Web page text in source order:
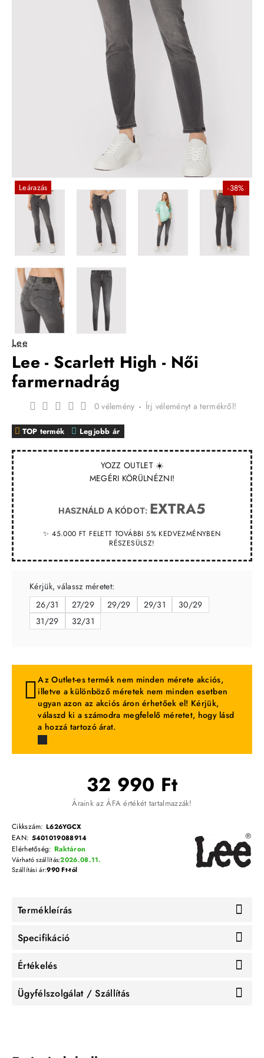
Leárazás -38%
Lee
Lee - Scarlett High - Női
farmernadrág
YOZZ OUTLET ☀️
MEGÉRI KÖRÜLNÉZNI!
HASZNÁLD A KÓDOT: EXTRA5
✨ 45.000 FT FELETT TOVÁBBI 5% KEDVEZMÉNYBEN
RÉSZESÜLSZ!
TOP termék Legjobb ár
0 vélemény - Írj véleményt a termékről!
32 990 Ft
Áraink az ÁFA értékét tartalmazzák!
Cikkszám: L626YGCX
EAN: 5401019088914
Elérhetőség: Raktáron
Várható szállítás:2026.08.11.
Szállítási ár:990 Ft-tól
Kérjük, válassz méretet:
26/31
27/29 29/29 29/31
30/29
31/29
32/31
Az Outlet-es termék nem minden mérete akciós,
illetve a különböző méretek nem minden esetben
ugyan azon az akciós áron érhetőek el! Kérjük,
válaszd ki a számodra megfelelő méretet, hogy lásd
a hozzá tartozó árat.
Termékleírás
Specifikáció
Értékelés
Ügyfélszolgálat / Szállítás